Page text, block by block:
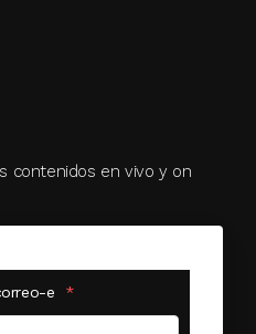
contenidos en vivo y on
e *